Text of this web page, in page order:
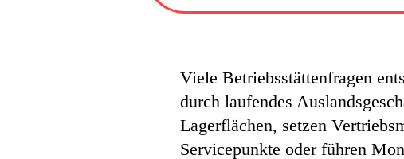
Viele Betriebsstättenfragen
durch laufendes
Lagerflächen, setzen
Servicepunkte oder führen